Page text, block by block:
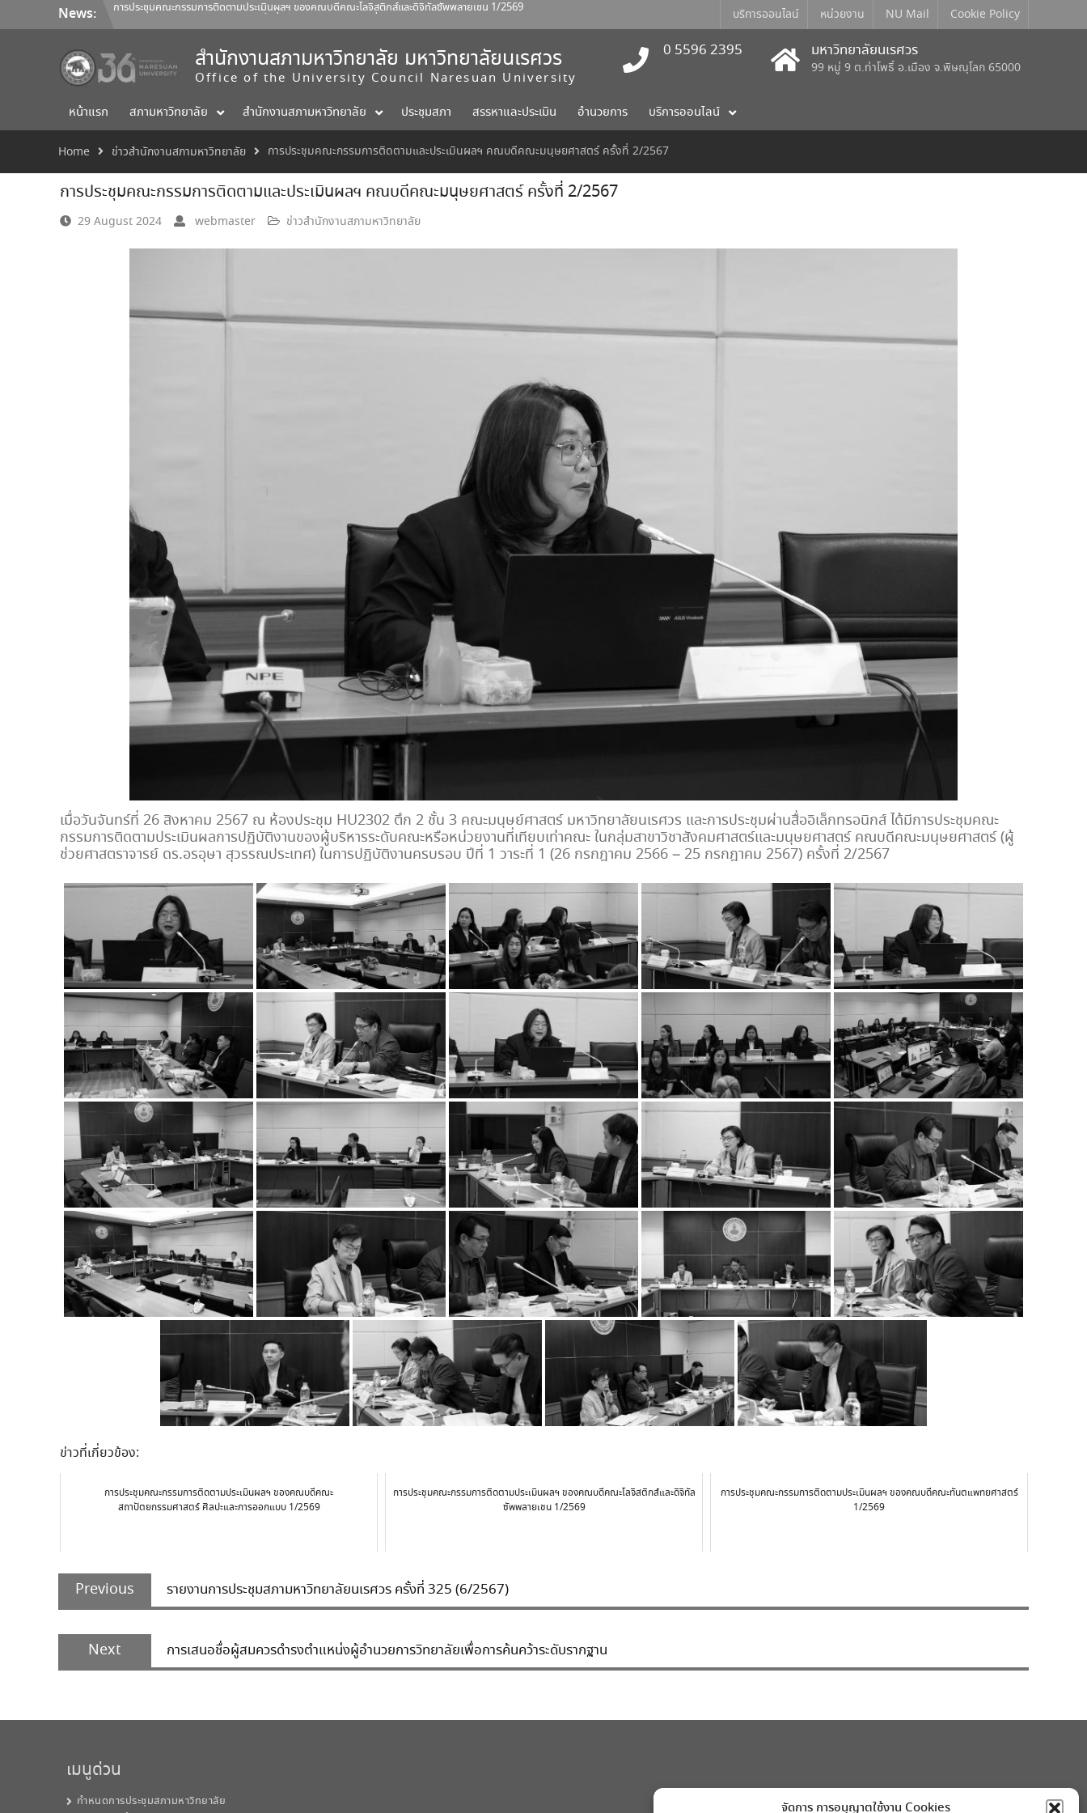
จัดการ การอนุญาตใช้งาน Cookies
content
News: การประชุมคณะกรรมการติดตามประเมินผลฯ ของคณบดีคณะโลจิสติกส์และดิจิทัลซัพพลายเชน 1/2569
การประชุมคณะกรรมการติดตามประเมินผลฯ ของคณบดีคณะสถาปัตยกรรมศาสตร์ ศิลปะและการ
บริการออนไลน์ หน่วยงาน NU Mail Cookie Policy
สำนักงานสภามหาวิทยาลัย มหาวิทยาลัยนเรศวร
Office of the University Council Naresuan University
0 5596 2395 มหาวิทยาลัยนเรศวร
99 หมู่ 9 ต.ท่าโพธิ์ อ.เมือง จ.พิษณุโลก 65000
หน้าแรก สภามหาวิทยาลัย สำนักงานสภามหาวิทยาลัย ประชุมสภา สรรหาและประเมิน อำนวยการ บริการออนไลน์
Home ข่าวสำนักงานสภามหาวิทยาลัย การประชุมคณะกรรมการติดตามและประเมินผลฯ คณบดีคณะมนุษยศาสตร์ ครั้งที่ 2/2567
การประชุมคณะกรรมการติดตามและประเมินผลฯ คณบดีคณะมนุษยศาสตร์ ครั้งที่ 2/2567
29 August 2024 webmaster ข่าวสำนักงานสภามหาวิทยาลัย
เมื่อวันจันทร์ที่ 26 สิงหาคม 2567 ณ ห้องประชุม HU2302 ตึก 2 ชั้น 3 คณะมนุษย์ศาสตร์ มหาวิทยาลัยนเรศวร และการประชุมผ่านสื่ออิเล็กทรอนิกส์ ได้มีการประชุมคณะ
กรรมการติดตามประเมินผลการปฏิบัติงานของผู้บริหารระดับคณะหรือหน่วยงานที่เทียบเท่าคณะ ในกลุ่มสาขาวิชาสังคมศาสตร์และมนุษยศาสตร์ คณบดีคณะมนุษยศาสตร์ (ผู้
ช่วยศาสตราจารย์ ดร.อรอุษา สุวรรณประเทศ) ในการปฏิบัติงานครบรอบ ปีที่ 1 วาระที่ 1 (26 กรกฎาคม 2566 – 25 กรกฎาคม 2567) ครั้งที่ 2/2567
ข่าวที่เกี่ยวข้อง:
การประชุมคณะกรรมการติดตามประเมินผลฯ ของคณบดีคณะ
สถาปัตยกรรมศาสตร์ ศิลปะและการออกแบบ 1/2569
การประชุมคณะกรรมการติดตามประเมินผลฯ ของคณบดีคณะโลจิสติกส์และดิจิทัล
ซัพพลายเชน 1/2569
การประชุมคณะกรรมการติดตามประเมินผลฯ ของคณบดีคณะทันตแพทยศาสตร์
1/2569
Post
navigation
Previous
Previous
post:
รายงานการประชุมสภามหาวิทยาลัยนเรศวร ครั้งที่ 325 (6/2567)
Next
post:
การเสนอชื่อผู้สมควรดำรงตำแหน่งผู้อำนวยการวิทยาลัยเพื่อการค้นคว้าระดับรากฐาน
เมนูด่วน
กำหนดการประชุมสภามหาวิทยาลัย